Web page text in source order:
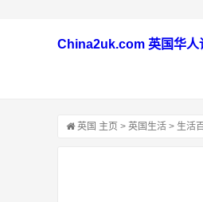
China2uk.com 英国华人
英国 主页 > 英国生活 > 生活